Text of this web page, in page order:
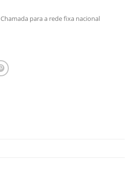
Chamada para a rede fixa nacional